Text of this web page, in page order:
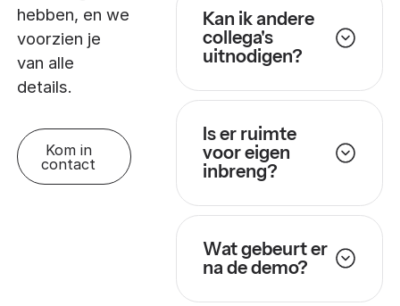
hebben, en we
voorzien je
van alle
details.
Kom in
contact
Kan ik andere
collega's
uitnodigen?
Is er ruimte
voor eigen
inbreng?
Wat gebeurt er
na de demo?